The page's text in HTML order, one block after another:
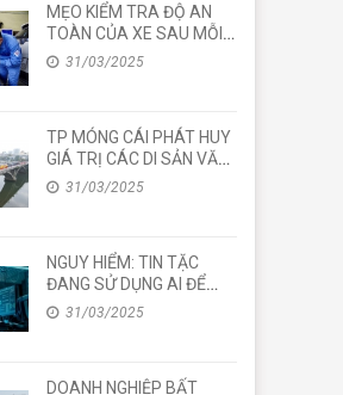
MẸO KIỂM TRA ĐỘ AN
TOÀN CỦA XE SAU MỖI
CHUYẾN ĐI DÀI
31/03/2025
TP MÓNG CÁI PHÁT HUY
GIÁ TRỊ CÁC DI SẢN VĂN
HOÁ31/03/2025
NGUY HIỂM: TIN TẶC
ĐANG SỬ DỤNG AI ĐỂ
TẤN CÔNG AI
31/03/2025
DOANH NGHIỆP BẤT